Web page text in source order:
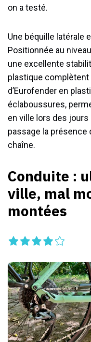
on a testé.
Une béquille latérale
Positionnée au
une excellente
plastique complètent
d’Eurofender en
éclaboussures,
en ville lors des
passage la présence
chaîne.
Conduite :
ville, mal
montées